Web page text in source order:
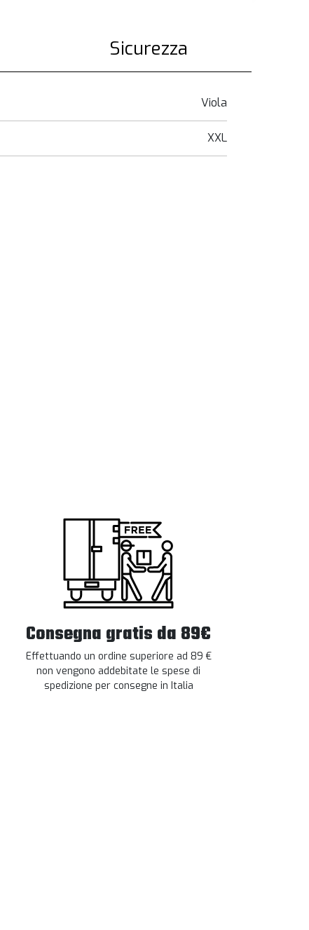
Sicurezza
Viola
XXL
Consegna gratis da 89€
Effettuando un ordine superiore ad 89 €
non vengono addebitate le spese di
spedizione per consegne in Italia